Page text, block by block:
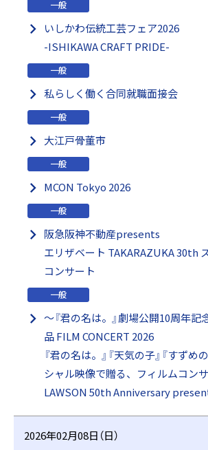
一般
いしかわ伝統工芸フェア2026
-ISHIKAWA CRAFT PRIDE-
一般
私らしく働く合同就職面接会
一般
大江戸骨董市
一般
MCON Tokyo 2026
一般
阪急阪神不動産presents
エリザベート TAKARAZUKA 30th
コンサート
一般
～『君の名は。』劇場公開10周年
品 FILM CONCERT 2026
『君の名は。』『天気の子』『すずめ
シャル映像で贈る、フィルムコン
LAWSON 50th Anniversary
2026年02月08日（日）